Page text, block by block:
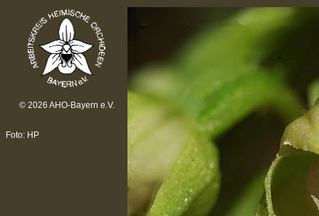
© 2026 AHO-Bayern e.V.
Foto: HP